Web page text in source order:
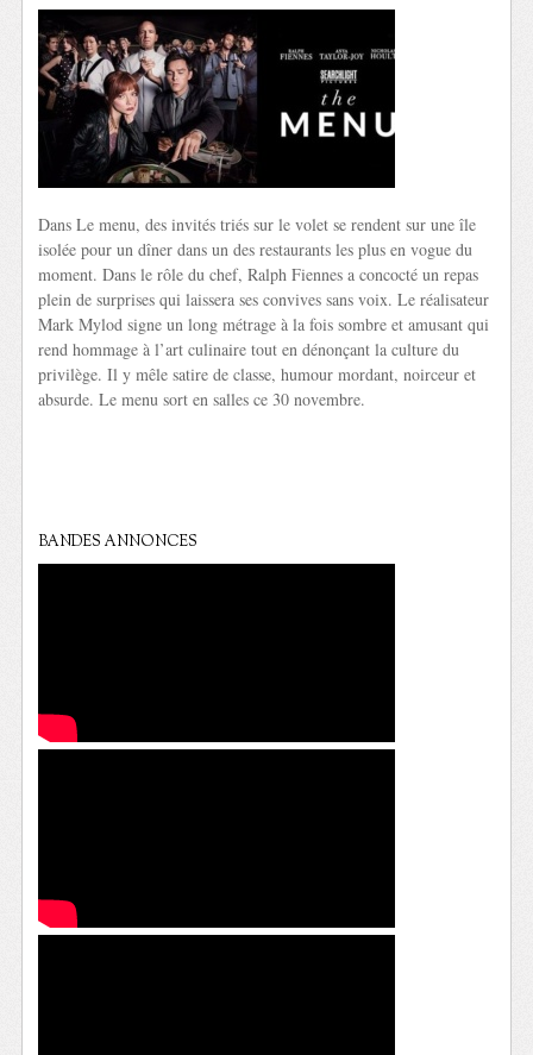
Dans Le menu, des invités triés sur le volet se rendent sur une île
isolée pour un dîner dans un des restaurants les plus en vogue du
moment. Dans le rôle du chef, Ralph Fiennes a concocté un repas
plein de surprises qui laissera ses convives sans voix. Le réalisateur
Mark Mylod signe un long métrage à la fois sombre et amusant qui
rend hommage à l’art culinaire tout en dénonçant la culture du
privilège. Il y mêle satire de classe, humour mordant, noirceur et
absurde. Le menu sort en salles ce 30 novembre.
BANDES ANNONCES